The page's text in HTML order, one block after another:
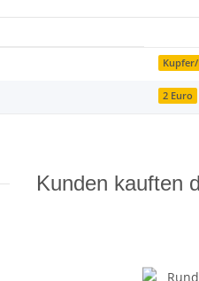
2 Euro
Kunden kauften